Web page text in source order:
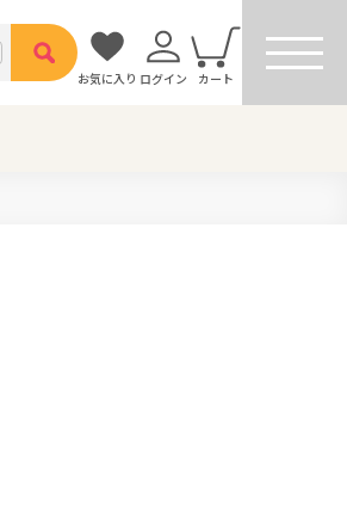
お気に入り ログイン カート